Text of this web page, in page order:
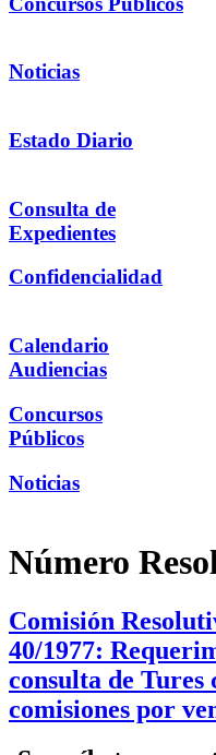
Noticias
Estado Diario
Consulta de
Expedientes
Confidencialidad
Calendario
Audiencias
Concursos
Públicos
Noticias
Número
Comisión
40/1977:
consulta de Tures
comisiones por